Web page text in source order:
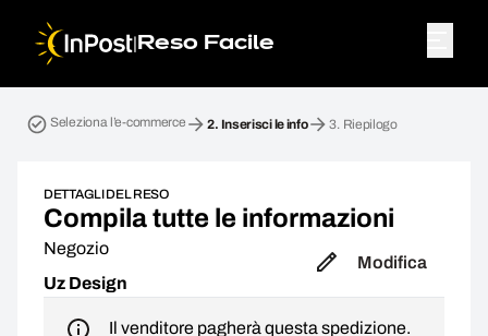
| Reso Facile
Seleziona l’e-commerce 2. Inserisci le info 3. Riepilogo
DETTAGLI DEL RESO
Compila tutte le informazioni
Negozio
Uz Design
Modifica
Il venditore pagherà questa spedizione.